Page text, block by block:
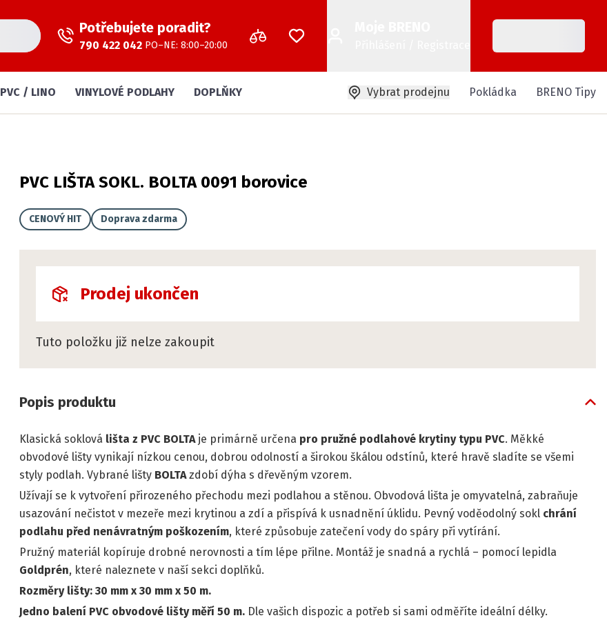
Potřebujete poradit?
790 422 042 PO–NE: 8:00–20:00
PVC / LINO VINYLOVÉ PODLAHY DOPLŇKY Vybrat prodejnu Pokládka BRENO Tipy
PVC LIŠTA SOKL. BOLTA 0091 borovice
CENOVÝ HIT Doprava zdarma
Prodej ukončen
Tuto položku již nelze zakoupit
Popis produktu
Klasická soklová lišta z PVC BOLTAje primárně určena pro pružné podlahové krytiny typu PVC. Měkké
obvodové lišty vynikají nízkou cenou, dobrou odolností a širokou škálou odstínů, které hravě sladíte se všemi
styly podlah. Vybrané lišty BOLTAzdobí dýha s dřevěným vzorem.
Užívají se k vytvoření přirozeného přechodu mezi podlahou a stěnou. Obvodová lišta je omyvatelná, zabraňuje
usazování nečistot v mezeře mezi krytinou a zdí a přispívá k usnadnění úklidu. Pevný voděodolný sokl chrání
podlahu před nenávratným poškozením, které způsobuje zatečení vody do spáry při vytírání.
Pružný materiál kopíruje drobné nerovnosti a tím lépe přilne. Montáž je snadná a rychlá – pomocí lepidla
Goldprén, které naleznete v naší sekci doplňků.
Rozměry lišty: 30 mm x 30 mm x 50 m.
Jedno balení PVC obvodové lišty měří 50 m. Dle vašich dispozic a potřeb si sami odměříte ideální délky.